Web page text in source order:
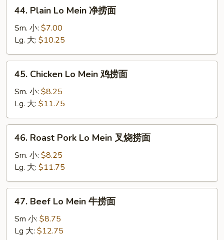
Plain
Lo
Mein
净
捞
44. Plain Lo Mein 净捞面
Sm. 小: $7.00
Lg. 大: $10.25
Chicken
Lo
Mein
鸡
捞
45. Chicken Lo Mein 鸡捞面
Sm. 小: $8.25
Lg. 大: $11.75
Roast
Pork
Mein
叉
46. Roast Pork Lo Mein 叉烧捞面
Sm. 小: $8.25
Lg. 大: $11.75
Beef
Lo
Mein
47. Beef Lo Mein 牛捞面
Sm 小: $8.75
Lg 大: $12.75